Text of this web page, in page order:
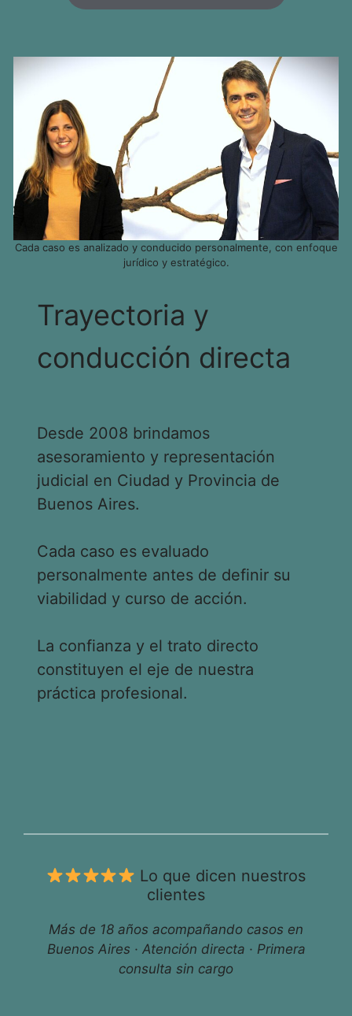
Cada caso es analizado y conducido personalmente, con enfoque
jurídico y estratégico.
Trayectoria y
conducción directa
Desde 2008 brindamos
asesoramiento y representación
judicial en Ciudad y Provincia de
Buenos Aires.
Cada caso es evaluado
personalmente antes de definir su
viabilidad y curso de acción.
La confianza y el trato directo
constituyen el eje de nuestra
práctica profesional.
Lo que dicen nuestros
clientes
Más de 18 años acompañando casos en
Buenos Aires · Atención directa · Primera
consulta sin cargo